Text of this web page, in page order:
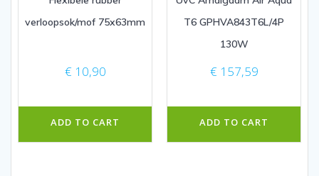
verloopsok/mof 75x63mm
€ 10,90
ADD TO CART
T6 GPHVA843T6L/4P
130W
€ 157,59
ADD TO CART